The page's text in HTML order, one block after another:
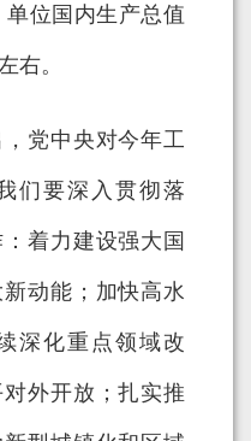
位国内生产总值
右。
党中央对今年工
们要深入贯彻落
着力建设强大国
动能；加快高水
深化重点领域改
外开放；扎实推